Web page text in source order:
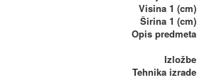
Visina 1 (cm)
Širina 1 (cm)
Opis predmeta
Izložbe
Tehnika izrade